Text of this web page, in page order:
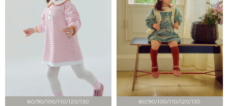
80/90/100/110/120/130 80/90/100/110/120/130